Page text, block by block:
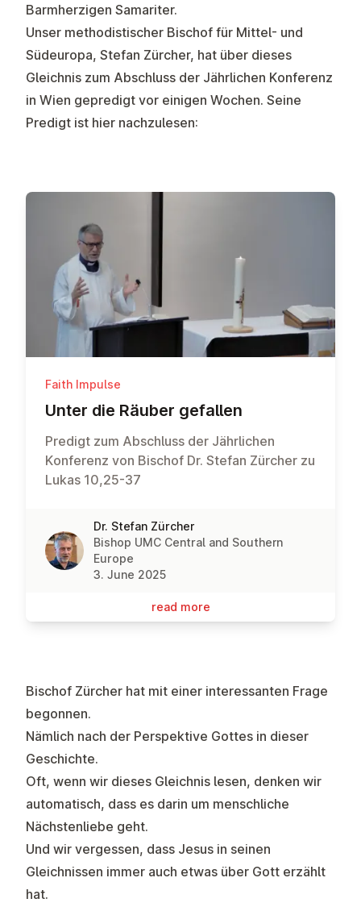
Barmherzigen Samariter.
Unser methodistischer Bischof für Mittel- und
Südeuropa, Stefan Zürcher, hat über dieses
Gleichnis zum Abschluss der Jährlichen Konferenz
in Wien gepredigt vor einigen Wochen. Seine
Predigt ist hier nachzulesen:
Faith Impulse
Unter die Räuber gefallen
Predigt zum Abschluss der Jährlichen
Konferenz von Bischof Dr. Stefan Zürcher zu
Lukas 10,25-37
Dr. Stefan Zürcher
Bishop UMC Central and Southern
Europe
3. June 2025
read more
Bischof Zürcher hat mit einer interessanten Frage
begonnen.
Nämlich nach der Perspektive Gottes in dieser
Geschichte.
Oft, wenn wir dieses Gleichnis lesen, denken wir
automatisch, dass es darin um menschliche
Nächstenliebe geht.
Und wir vergessen, dass Jesus in seinen
Gleichnissen immer auch etwas über Gott erzählt
hat.